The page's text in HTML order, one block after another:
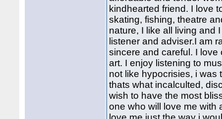
kindhearted friend. I love
skating, fishing, theatre
nature, I like all living and
listener and adviser.I am
sincere and careful. I
art. I enjoy listening to
not like hypocrisies, i was
thats what incalculted,
wish to have the most
one who will love me with